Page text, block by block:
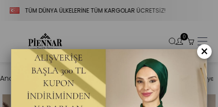
TÜM DÜNYA ÜLKELERİNE TÜM KARGOLAR ÜCRETSİZ!
0
Anasayfa Tesettür Abiye Eteği Sarkaçlı Boncuk İşlemeli Seçil
×